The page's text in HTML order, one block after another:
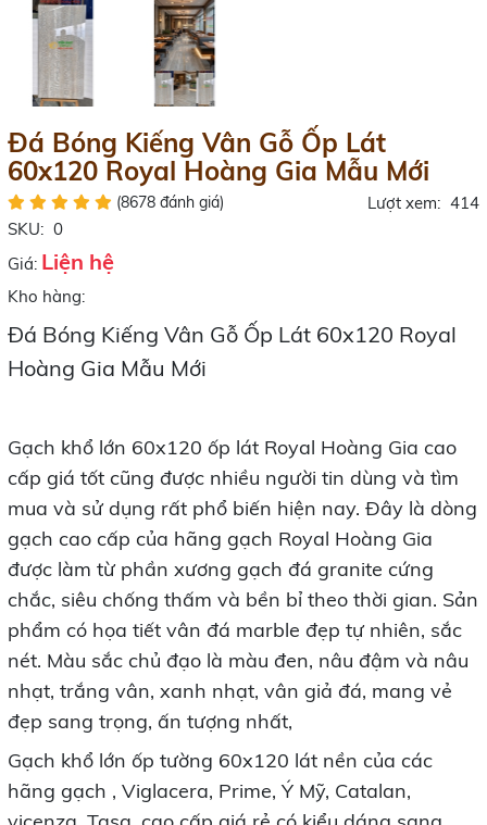
Đá Bóng Kiếng Vân Gỗ Ốp Lát
60x120 Royal Hoàng Gia Mẫu Mới
(8678 đánh giá) Lượt xem: 414
SKU: 0
Giá: Liện hệ
Kho hàng:
Đá Bóng Kiếng Vân Gỗ Ốp Lát 60x120 Royal
Hoàng Gia Mẫu Mới
Gạch khổ lớn 60x120 ốp lát Royal Hoàng Gia cao
cấp giá tốt cũng được nhiều người tin dùng và tìm
mua và sử dụng rất phổ biến hiện nay. Đây là dòng
gạch cao cấp của hãng gạch Royal Hoàng Gia
được làm từ phần xương gạch đá granite cứng
chắc, siêu chống thấm và bền bỉ theo thời gian. Sản
phẩm có họa tiết vân đá marble đẹp tự nhiên, sắc
nét. Màu sắc chủ đạo là màu đen, nâu đậm và nâu
nhạt, trắng vân, xanh nhạt, vân giả đá, mang vẻ
đẹp sang trọng, ấn tượng nhất,
Gạch khổ lớn ốp tường 60x120 lát nền của các
hãng gạch , Viglacera, Prime, Ý Mỹ, Catalan,